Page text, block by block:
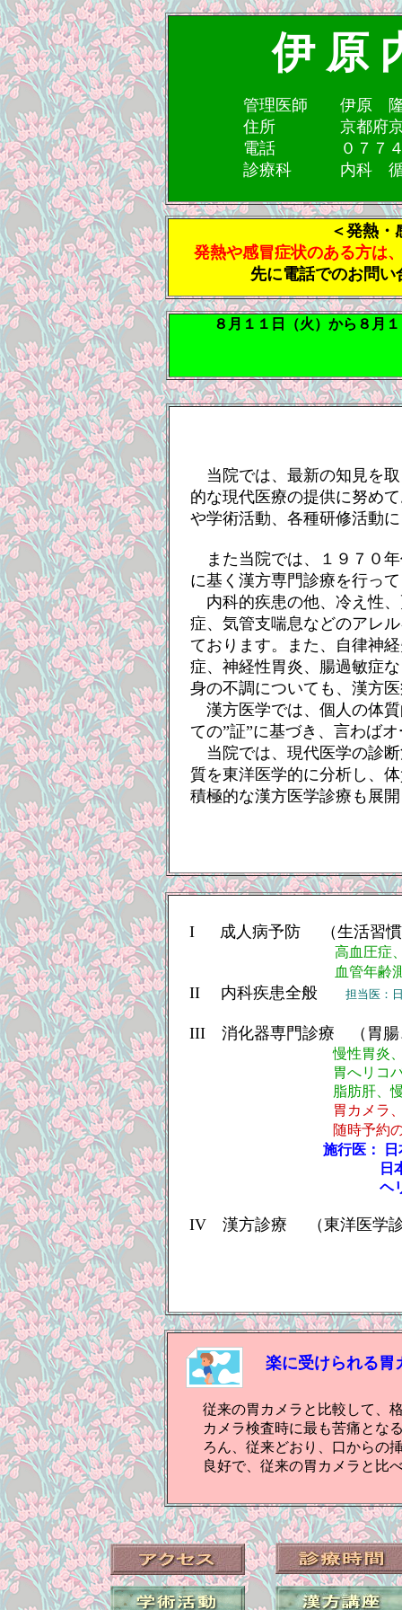
楽に受けられる胃
当院では、最新の知見を
的な現代医療の提供に努め
や学術活動、各種研修活動
また当院では、１９７０
に基く漢方専門診療を行っ
内科的疾患の他、冷え性
症、気管支喘息などのアレ
ております。また、自律神
症、神経性胃炎、腸過敏症
身の不調についても、漢方
漢方医学では、個人の体
ての”証”に基づき、言わば
当院では、現代医学の診
質を東洋医学的に分析し、
積極的な漢方医学診療も展
従来の胃カメラと比較して、
カメラ検査時に最も苦痛とな
ろん、従来どおり、口からの
良好で、従来の胃カメラと比
伊 原
管理医師 伊原
住所 京都府京田
電話 ０７７４－
診療科 内科 循環
I 成人病予防 （生活習慣
高血圧症
血管年齢
II 内科疾患全般 担当医：日
III 消化器専門診療 （胃腸
慢性胃炎、萎縮性胃
胃へリコバクター・
脂肪肝、慢性肝炎
胃カメラ
随時予約の上、
施行医：
日
ヘ
IV 漢方診療 （東洋医学
＜発熱・
発熱や感冒症状のある方は
先に電話でのお問
８月１１日（火）から８月